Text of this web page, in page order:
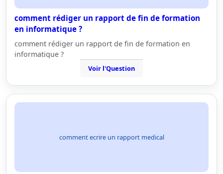
comment rédiger un rapport de fin de formation
en informatique ?
comment rédiger un rapport de fin de formation en
informatique ?
Voir l'Question
comment ecrire un rapport medical